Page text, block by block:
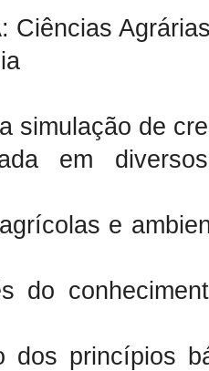
Ciências
simulação de
em
e
do
dos princípios